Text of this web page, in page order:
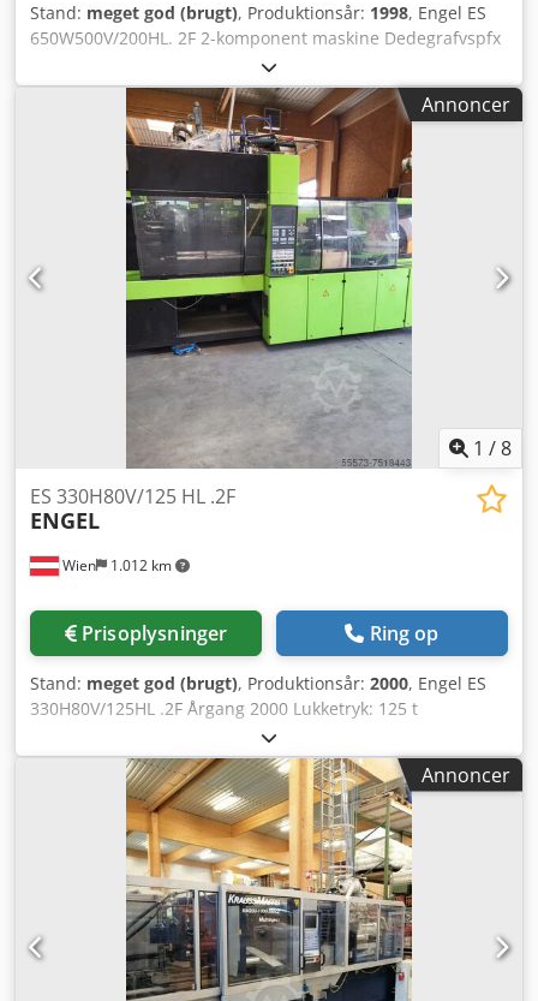
Stand: meget god (brugt), Produktionsår: 1998, Engel ES
650W500V/200HL. 2F 2-komponent maskine Dedegrafvspfx
Aftsck • Uden toglerarm (holmløs) • 2.000 kN lukkekraft •
Snekkediameter, enhed 1: 45 mm, enhed 2: 45 mm • Maks.
slagvolumen, enhed 1: 226 cm³, enhed 2: 183 cm³ •
Værktøjsmål: min. 250 mm, maks. 750 mm • Årgang: 1998
Annoncer
1 /8
Wien 1.012 km
ES 330H80V/125 HL .2F
ENGEL
Prisoplysninger Ring op
Stand: meget god (brugt), Produktionsår: 2000, Engel ES
330H80V/125HL .2F Årgang 2000 Lukketryk: 125 t
Flerkomponentsprøjtestøbemaskine Styring: CC100 Djdpfx
Asigrinofteck Cylinder H: 35 Cylinder V: 18 1x hydraulisk
kernetræk BAP 1x proportional hydraulisk
indekspladeforbindelse BAP 16x varmekredszoner (HK) 2x
magnetspændplader til BAP og FAP
Annoncer